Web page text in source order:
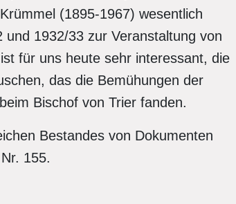
(1895-1967) wesentlich
1932/33 zur Veranstaltung von
für uns heute sehr interessant, die
das die Bemühungen der
Bischof von Trier fanden.
Bestandes von Dokumenten
155.